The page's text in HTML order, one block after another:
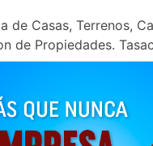
de Casas, Terrenos,
de Propiedades.